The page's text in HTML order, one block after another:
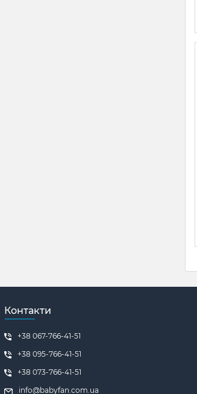
Контакти
+38 067-766-41-51
+38 ‎095-766-41-51
+38 ‎073-766-41-51
info@babyfan.com.ua